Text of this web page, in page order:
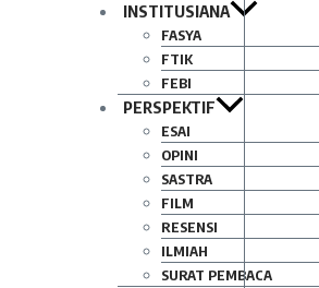
INSTITUSIANA
FASYA
FTIK
FEBI
PERSPEKTIF
ESAI
OPINI
SASTRA
FILM
RESENSI
ILMIAH
SURAT PEMBACA